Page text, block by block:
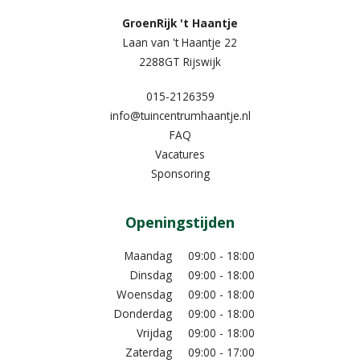
GroenRijk 't Haantje
Laan van 't Haantje 22
2288GT Rijswijk
015-2126359
info@tuincentrumhaantje.nl
FAQ
Vacatures
Sponsoring
Openingstijden
Maandag
09:00 - 18:00
Dinsdag
09:00 - 18:00
Woensdag
09:00 - 18:00
Donderdag
09:00 - 18:00
Vrijdag
09:00 - 18:00
Zaterdag
09:00 - 17:00